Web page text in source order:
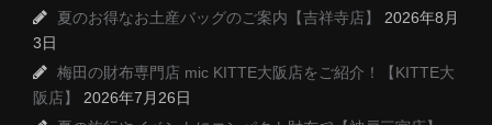
夏のお得なお土産バッグのご案内【吉祥寺店】
2026年8月
3日
梅田の財布専門店 mic KITTE大阪店をご紹介！【KITTE大
阪店】
2026年7月26日